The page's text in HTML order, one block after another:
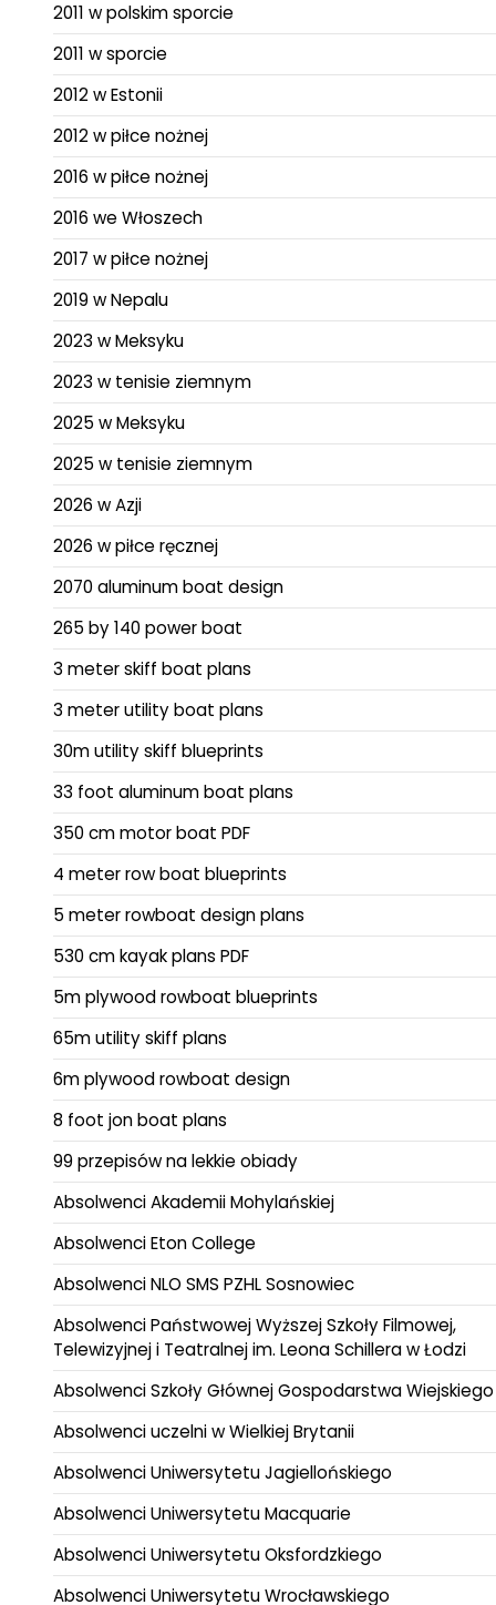
2011 w polskim sporcie
2011 w sporcie
2012 w Estonii
2012 w piłce nożnej
2016 w piłce nożnej
2016 we Włoszech
2017 w piłce nożnej
2019 w Nepalu
2023 w Meksyku
2023 w tenisie ziemnym
2025 w Meksyku
2025 w tenisie ziemnym
2026 w Azji
2026 w piłce ręcznej
2070 aluminum boat design
265 by 140 power boat
3 meter skiff boat plans
3 meter utility boat plans
30m utility skiff blueprints
33 foot aluminum boat plans
350 cm motor boat PDF
4 meter row boat blueprints
5 meter rowboat design plans
530 cm kayak plans PDF
5m plywood rowboat blueprints
65m utility skiff plans
6m plywood rowboat design
8 foot jon boat plans
99 przepisów na lekkie obiady
Absolwenci Akademii Mohylańskiej
Absolwenci Eton College
Absolwenci NLO SMS PZHL Sosnowiec
Absolwenci Państwowej Wyższej Szkoły Filmowej,
Telewizyjnej i Teatralnej im. Leona Schillera w Łodzi
Absolwenci Szkoły Głównej Gospodarstwa Wiejskiego
Absolwenci uczelni w Wielkiej Brytanii
Absolwenci Uniwersytetu Jagiellońskiego
Absolwenci Uniwersytetu Macquarie
Absolwenci Uniwersytetu Oksfordzkiego
Absolwenci Uniwersytetu Wrocławskiego